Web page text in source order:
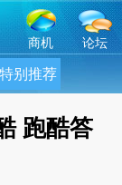
商机 论坛
特别推荐
跑酷答